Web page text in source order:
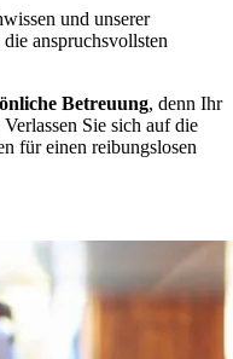
und unserer
anspruchsvollsten
Betreuung, denn Ihr
Sie sich auf die
für einen reibungslosen